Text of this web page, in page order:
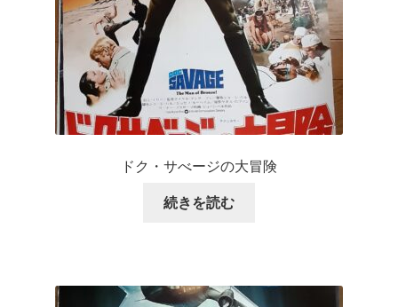
ドク・サべージの大冒険
続きを読む